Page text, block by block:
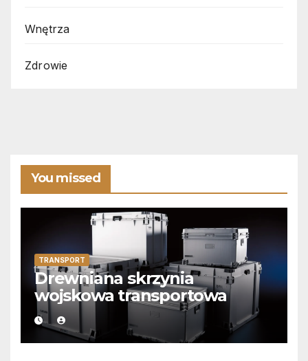
Wnętrza
Zdrowie
You missed
TRANSPORT
Drewniana skrzynia
wojskowa transportowa